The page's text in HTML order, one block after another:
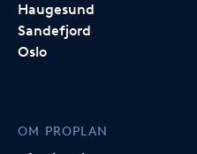
Haugesund
Sandefjord
Oslo
OM PROPLAN